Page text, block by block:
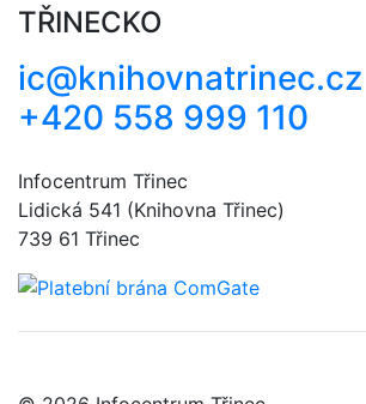
TŘINECKO
ic@knihovnatrinec.cz
+420 558 999 110
Infocentrum Třinec
Lidická 541 (Knihovna Třinec)
739 61 Třinec